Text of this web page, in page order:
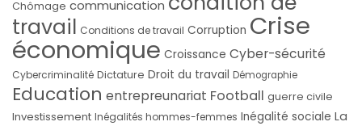
Chômage communication
travail Conditions de travail Corruption Crise
économique Croissance Cyber-sécurité
Cybercriminalité Dictature Droit du travail Démographie
Education entrepreunariat Football guerre civile
Investissement Inégalités hommes-femmes Inégalité sociale La